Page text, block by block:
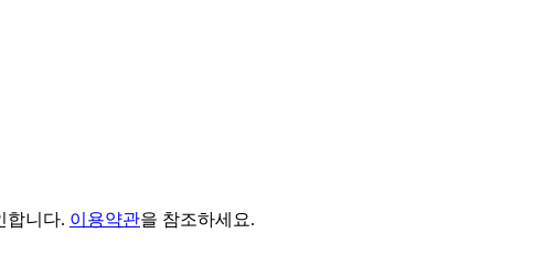
합니다. 이용약관을 참조하세요.